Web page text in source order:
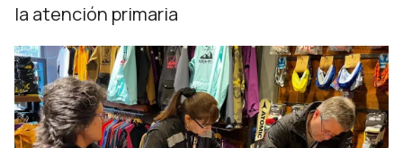
la atención primaria